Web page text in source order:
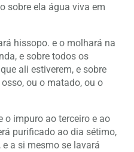
sobre ela água viva em
hissopo. e o molhará na
e sobre todos os
ali estiverem, e sobre
ou o matado, ou o
o impuro ao terceiro e ao
purificado ao dia sétimo,
a si mesmo se lavará